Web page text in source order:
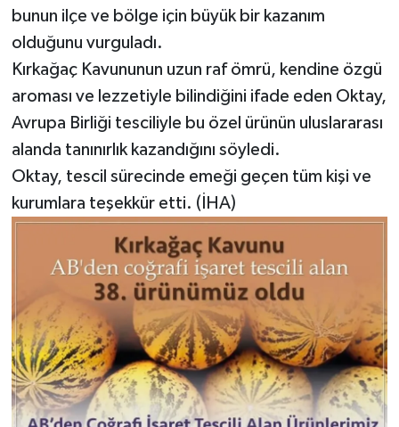
bunun ilçe ve bölge için büyük bir kazanım
olduğunu vurguladı.
Kırkağaç Kavununun uzun raf ömrü, kendine özgü
aroması ve lezzetiyle bilindiğini ifade eden Oktay,
Avrupa Birliği tesciliyle bu özel ürünün uluslararası
alanda tanınırlık kazandığını söyledi.
Oktay, tescil sürecinde emeği geçen tüm kişi ve
kurumlara teşekkür etti. (İHA)